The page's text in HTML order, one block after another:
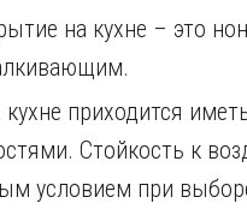
на кухне – это
приходится
Стойкость к
условием при